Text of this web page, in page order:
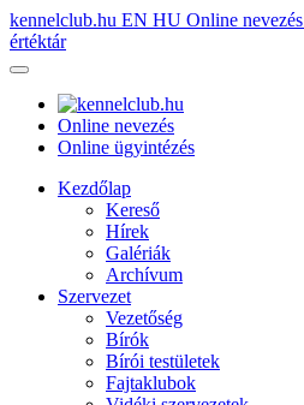
kennelclub.hu EN HU Online nevezés
értéktár
Online nevezés
Online ügyintézés
Kezdőlap
Kereső
Hírek
Galériák
Archívum
Szervezet
Vezetőség
Bírók
Bírói testületek
Fajtaklubok